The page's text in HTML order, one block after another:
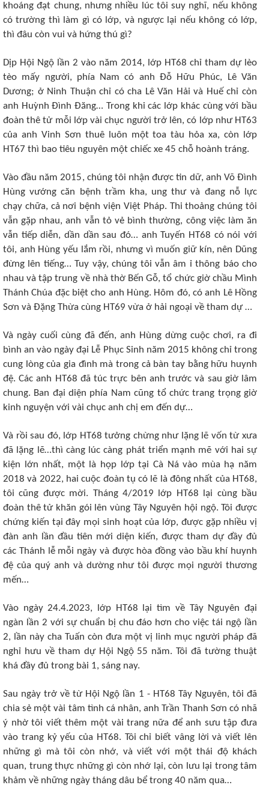
khoáng đạt chung, nhưng nhiều lúc tôi suy nghĩ, nếu không
có trường thì làm gì có lớp, và ngược lại nếu không có lớp,
thì đâu còn vui và hứng thú gì?
Dịp Hội Ngộ lần 2 vào năm 2014, lớp HT68 chỉ tham dự lèo
tèo mấy người, phía Nam có anh Đỗ Hữu Phúc, Lê Văn
Dương; ở Ninh Thuận chỉ có cha Lê Văn Hải và Huế chỉ còn
anh Huỳnh Đình Đăng… Trong khi các lớp khác cùng với bầu
đoàn thê tử mỗi lớp vài chục người trở lên, có lớp như HT63
của anh Vinh Sơn thuê luôn một toa tàu hỏa xa, còn lớp
HT67 thì bao tiêu nguyên một chiếc xe 45 chỗ hoành tráng.
Vào đầu năm 2015, chúng tôi nhận được tin dữ, anh Võ Đình
Hùng vướng căn bệnh trầm kha, ung thư và đang nỗ lực
chạy chữa, cả nơi bệnh viện Việt Pháp. Thi thoảng chúng tôi
vẫn gặp nhau, anh vẫn tỏ vẻ bình thường, công việc làm ăn
vẫn tiếp diễn, dần dần sau đó… anh Tuyến HT68 có nói với
tôi, anh Hùng yếu lắm rồi, nhưng vì muốn giữ kín, nên Dũng
đừng lên tiếng… Tuy vậy, chúng tôi vẫn âm ỉ thông báo cho
nhau và tập trung về nhà thờ Bến Gỗ, tổ chức giờ chầu Mình
Thánh Chúa đặc biệt cho anh Hùng. Hôm đó, có anh Lê Hồng
Sơn và Đặng Thừa cùng HT69 vừa ở hải ngoại về tham dự …
Và ngày cuối cùng đã đến, anh Hùng dừng cuộc chơi, ra đi
bình an vào ngày đại Lễ Phục Sinh năm 2015 không chỉ trong
cung lòng của gia đình mà trong cả bàn tay bằng hữu huynh
đệ. Các anh HT68 đã túc trực bên anh trước và sau giờ lâm
chung. Ban đại diện phía Nam cũng tổ chức trang trọng giờ
kinh nguyện với vài chục anh chị em đến dự…
Và rồi sau đó, lớp HT68 tưởng chừng như lặng lẽ vốn từ xưa
đã lặng lẽ…thì càng lúc càng phát triển mạnh mẽ với hai sự
kiện lớn nhất, một là họp lớp tại Cà Ná vào mùa hạ năm
2018 và 2022, hai cuộc đoàn tụ có lẽ là đông nhất của HT68,
tôi cũng được mời. Tháng 4/2019 lớp HT68 lại cùng bầu
đoàn thê tử khăn gói lên vùng Tây Nguyên hội ngộ. Tôi được
chứng kiến tại đây mọi sinh hoạt của lớp, được gặp nhiều vị
đàn anh lần đầu tiên mới diện kiến, được tham dự đầy đủ
các Thánh lễ mỗi ngày và được hòa đồng vào bầu khí huynh
đệ của quý anh và dường như tôi được mọi người thương
mến…
Vào ngày 24.4.2023, lớp HT68 lại tìm về Tây Nguyên đại
ngàn lần 2 với sự chuẩn bị chu đáo hơn cho việc tái ngộ lần
2, lần này cha Tuấn còn đưa một vị linh mục người pháp đã
nghỉ hưu về tham dự Hội Ngộ 55 năm. Tôi đã tường thuật
khá đầy đủ trong bài 1, sáng nay.
Sau ngày trở về từ Hội Ngộ lần 1 - HT68 Tây Nguyên, tôi đã
chia sẻ một vài tâm tình cá nhân, anh Trần Thanh Sơn có nhã
ý nhờ tôi viết thêm một vài trang nữa để anh sưu tập đưa
vào trang kỷ yếu của HT68. Tôi chỉ biết vâng lời và viết lên
những gì mà tôi còn nhớ, và viết với một thái độ khách
quan, trung thực những gì còn nhớ lại, còn lưu lại trong tâm
khảm về những ngày tháng dâu bể trong 40 năm qua…